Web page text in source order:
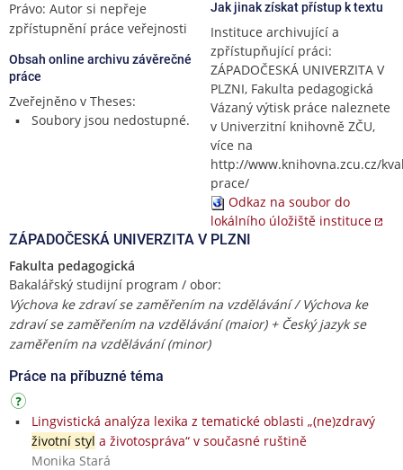
Právo: Autor si nepřeje
zpřístupnění práce veřejnosti
Obsah online archivu závěrečné
práce
Zveřejněno v Theses:
Soubory jsou nedostupné.
Jak jinak získat přístup k textu
Instituce archivující a
zpřístupňující práci:
ZÁPADOČESKÁ UNIVERZITA V
PLZNI, Fakulta pedagogická
Vázaný výtisk práce naleznete
v Univerzitní knihovně ZČU,
více na
http://www.knihovna.zcu.cz/
prace/
Odkaz na soubor do
lokálního úložiště instituce
ZÁPADOČESKÁ UNIVERZITA V PLZNI
Fakulta pedagogická
Bakalářský studijní program / obor:
Výchova ke zdraví se zaměřením na vzdělávání / Výchova ke
zdraví se zaměřením na vzdělávání (maior) + Český jazyk se
zaměřením na vzdělávání (minor)
Práce na příbuzné téma
Lingvistická analýza lexika z tematické oblasti „(ne)zdravý
životní styl a životospráva“ v současné ruštině
Monika Stará